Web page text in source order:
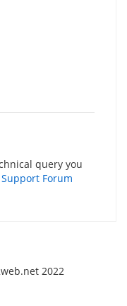
query you
Support Forum
2022